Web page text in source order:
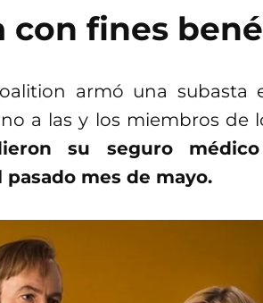
con fines
armó una
a las y los miembros de
su seguro
mes de mayo.